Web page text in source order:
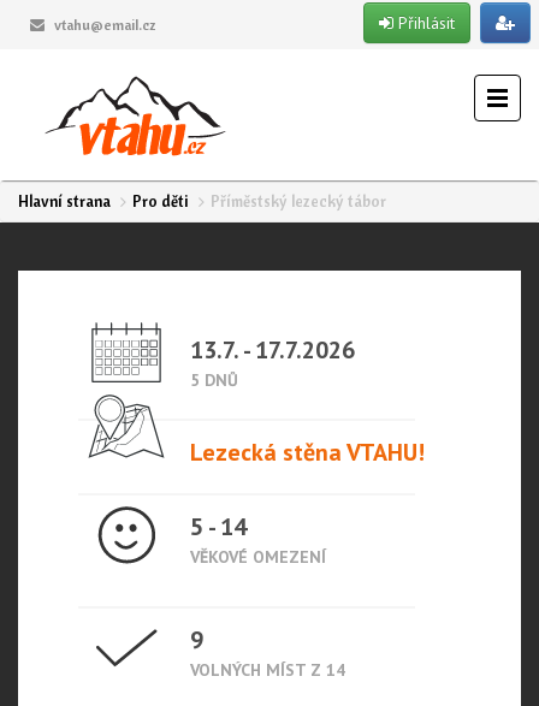
vtahu@email.cz Přihlásit
Hlavní strana Pro děti Příměstský lezecký tábor
13.7. - 17.7.2026
5 DNŮ
Lezecká stěna VTAHU!
5 - 14
VĚKOVÉ OMEZENÍ
9
VOLNÝCH MÍST Z 14